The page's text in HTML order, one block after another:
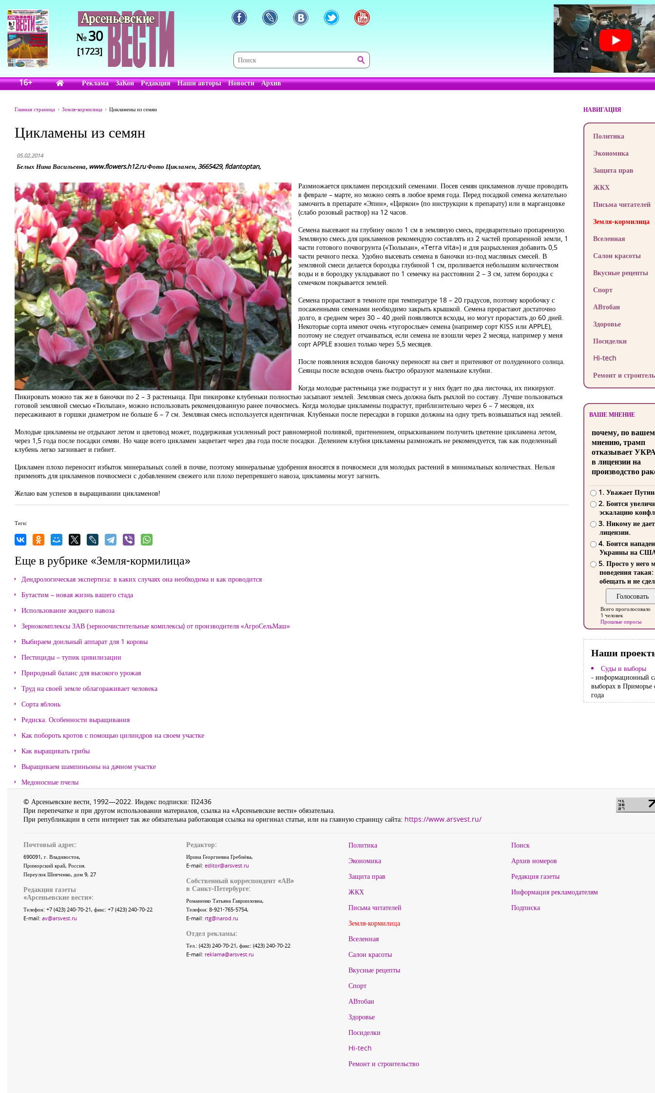
№30
[1723]
16+ Реклама ЗаКон Редакция Наши авторы Новости Архив
Главная страница Земля-кормилица Цикламены из семян
Цикламены из семян
05.02.2014
Белых Нина Васильевна, www.flowers.h12.ru Фото Цикламен, 3665429, fidantoptan,
Размножается цикламен персидский семенами. Посев семян цикламенов лучше проводить
в феврале – марте, но можно сеять в любое время года. Перед посадкой семена желательно
замочить в препарате «Эпин», «Циркон» (по инструкции к препарату) или в марганцовке
(слабо розовый раствор) на 12 часов.
Семена высевают на глубину около 1 см в земляную смесь, предварительно пропаренную.
Земляную смесь для цикламенов рекомендую составлять из 2 частей пропаренной земли, 1
части готового почвогрунта («Тюльпан», «Terra vita») и для разрыхления добавить 0,5
части речного песка. Удобно высевать семена в баночки из-под масляных смесей. В
земляной смеси делается бороздка глубиной 1 см, проливается небольшим количеством
воды и в бороздку укладывают по 1 семечку на расстоянии 2 – 3 см, затем бороздка с
семечком покрывается землей.
Семена прорастают в темноте при температуре 18 – 20 градусов, поэтому коробочку с
посаженными семенами необходимо закрыть крышкой. Семена прорастают достаточно
долго, в среднем через 30 – 40 дней появляются всходы, но могут прорастать до 60 дней.
Некоторые сорта имеют очень «тугорослые» семена (например сорт KISS или APPLE),
поэтому не следует отчаиваться, если семена не взошли через 2 месяца, например у меня
сорт APPLE взошел только через 5,5 месяцев.
После появления всходов баночку переносят на свет и притеняют от полуденного солнца.
Сеянцы после всходов очень быстро образуют маленькие клубни.
Когда молодые растеньица уже подрастут и у них будет по два листочка, их пикируют.
Пикировать можно так же в баночки по 2 – 3 растеньица. При пикировке клубеньки полностью засыпают землей. Земляная смесь должна быть рыхлой по составу. Лучше пользоваться
готовой земляной смесью «Тюльпан», можно использовать рекомендованную ранее почвосмесь. Когда молодые цикламены подрастут, приблизительно через 6 – 7 месяцев, их
пересаживают в горшки диаметром не больше 6 – 7 см. Земляная смесь используется идентичная. Клубеньки после пересадки в горшки должны на одну треть возвышаться над землей.
Молодые цикламены не отдыхают летом и цветовод может, поддерживая усиленный рост равномерной поливкой, притенением, опрыскиванием получить цветение цикламена летом,
через 1,5 года после посадки семян. Но чаще всего цикламен зацветает через два года после посадки. Делением клубня цикламены размножать не рекомендуется, так как поделенный
клубень легко загнивает и гибнет.
Цикламен плохо переносит избыток минеральных солей в почве, поэтому минеральные удобрения вносятся в почвосмеси для молодых растений в минимальных количествах. Нельзя
применять для цикламенов почвосмеси с добавлением свежего или плохо перепревшего навоза, цикламены могут загнить.
Желаю вам успехов в выращивании цикламенов!
Теги:
Еще в рубрике «Земля-кормилица»
Дендрологическая экспертиза: в каких случаях она необходима и как проводится
Бутастим – новая жизнь вашего стада
Использование жидкого навоза
Зернокомплексы ЗАВ (зерноочистительные комплексы) от производителя «АгроСельМаш»
Выбираем доильный аппарат для 1 коровы
Пестициды – тупик цивилизации
Природный баланс для высокого урожая
Труд на своей земле облагораживает человека
Сорта яблонь
Редиска. Особенности выращивания
Как побороть кротов с помощью цилиндров на своем участке
Как выращивать грибы
Выращиваем шампиньоны на дачном участке
Медоносные пчелы
НАВИГАЦИЯ
Политика
Экономика
Защита прав
ЖКХ
Письма читателей
Земля-кормилица
Вселенная
Салон красоты
Вкусные рецепты
Спорт
АВтобан
Здоровье
Посиделки
Hi-tech
Ремонт и
ВАШЕ МНЕНИЕ
почему, по
мнению, трамп
отказывает
в лицензии на
производство
1. Уважает
2. Боится
эскалацию
3. Никому не
лицензии.
4. Боится
Украины на
5. Просто у него
поведения такая:
обещать и не
Всего проголосовало
1 человек
Прошлые опросы
Наши
Суды и выборы
- информационный
выборах в Приморье
года
© Арсеньевские вести, 1992—2022. Индекс подписки: П2436
При перепечатке и при другом использовании материалов, ссылка на «Арсеньевские вести» обязательна.
При републикации в сети интернет так же обязательна работающая ссылка на оригинал статьи, или на главную страницу сайта: https://www.arsvest.ru/
Почтовый адрес:
690091, г. Владивосток,
Приморский край, Россия.
Переулок Шевченко, дом 9, 27
Редакция газеты
«Арсеньевские вести»:
Телефон: +7 (423) 240-70-21, факс: +7 (423) 240-70-22
E-mail: av@arsvest.ru
Редактор:
Ирина Георгиевна Гребнёва,
E-mail: editor@arsvest.ru
Собственный корреспондент «АВ»
в Санкт-Петербурге:
Романенко Татьяна Гаврииловна,
Телефон: 8-921-765-5754,
E-mail: rtg@narod.ru
Отдел рекламы:
Тел.: (423) 240-70-21, факс: (423) 240-70-22
E-mail: reklama@arsvest.ru
Политика
Экономика
Защита прав
ЖКХ
Письма читателей
Земля-кормилица
Вселенная
Салон красоты
Вкусные рецепты
Спорт
АВтобан
Здоровье
Посиделки
Hi-tech
Ремонт и строительство
Поиск
Архив номеров
Редакция газеты
Информация рекламодателям
Подписка